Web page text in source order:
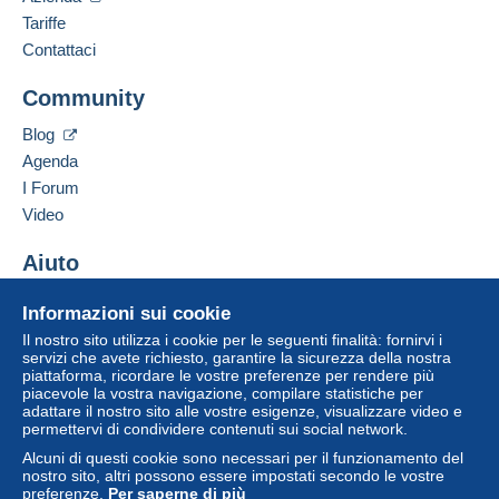
Da 501gr a 2000gr
26,50 €
A partire da 2001gr
555,00 €
Lettera tracciata (lettera normale/piccola)
Pagamento con:
Francese,
Aggiungere questo venditore ai preferiti
Inserisci questo venditore in Lista Nera
Informazioni sui cookie
Il nostro sito utilizza i cookie per le seguenti finalità: fornirvi i
servizi che avete richiesto, garantire la sicurezza della nostra
piattaforma, ricordare le vostre preferenze per rendere più
piacevole la vostra navigazione, compilare statistiche per
adattare il nostro sito alle vostre esigenze, visualizzare video e
permettervi di condividere contenuti sui social network.
Alcuni di questi cookie sono necessari per il funzionamento del
nostro sito, altri possono essere impostati secondo le vostre
preferenze. Per saperne di più
Tariffe
Contattaci
Community
Blog
Agenda
I Forum
Video
Aiuto
Acquistare su Delcampe
Vendere su Delcampe
Un sito sicuro